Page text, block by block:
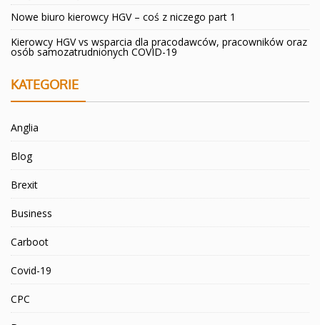
Nowe biuro kierowcy HGV – coś z niczego part 1
Kierowcy HGV vs wsparcia dla pracodawców, pracowników oraz
osób samozatrudnionych COVID-19
KATEGORIE
Anglia
Blog
Brexit
Business
Carboot
Covid-19
CPC